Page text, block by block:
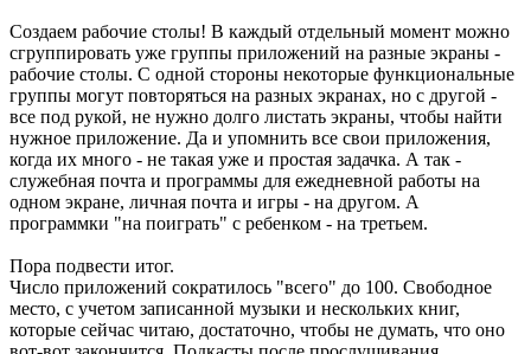
Создаем рабочие столы! В каждый отдельный момент можно
сгруппировать уже группы приложений на разные экраны -
рабочие столы. С одной стороны некоторые функциональные
группы могут повторяться на разных экранах, но с другой -
все под рукой, не нужно долго листать экраны, чтобы найти
нужное приложение. Да и упомнить все свои приложения,
когда их много - не такая уже и простая задачка. А так -
служебная почта и программы для ежедневной работы на
одном экране, личная почта и игры - на другом. А
программки "на поиграть" с ребенком - на третьем.
Пора подвести итог.
Число приложений сократилось "всего" до 100. Свободное
место, с учетом записанной музыки и нескольких книг,
которые сейчас читаю, достаточно, чтобы не думать, что оно